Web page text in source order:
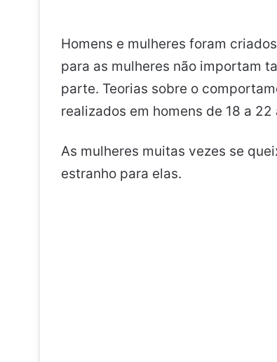
Homens e mulheres foram
para as mulheres não importam
parte. Teorias sobre o
realizados em homens de 18 a 22
As mulheres muitas vezes se
estranho para elas.